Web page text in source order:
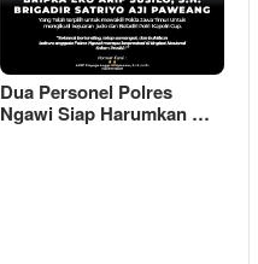
Dua Personel Polres
Ngawi Siap Harumkan …